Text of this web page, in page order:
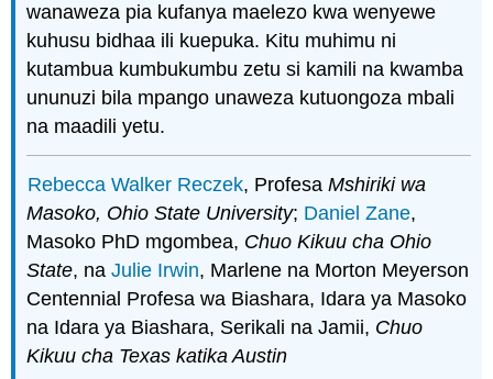
wanaweza pia kufanya maelezo kwa wenyewe
kuhusu bidhaa ili kuepuka. Kitu muhimu ni
kutambua kumbukumbu zetu si kamili na kwamba
ununuzi bila mpango unaweza kutuongoza mbali
na maadili yetu.
Rebecca Walker Reczek, ProfesaMshiriki wa
Masoko, Ohio State University; Daniel Zane,
Masoko PhD mgombea, Chuo Kikuu cha Ohio
State, naJulie Irwin, Marlene na Morton Meyerson
Centennial Profesa wa Biashara, Idara ya Masoko
na Idara ya Biashara, Serikali na Jamii, Chuo
Kikuu cha Texas katika Austin